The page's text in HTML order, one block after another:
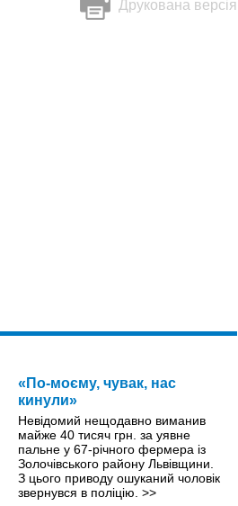
Друкована версія
«По-моєму, чувак, нас
кинули»
Невідомий нещодавно виманив
майже 40 тисяч грн. за уявне
пальне у 67-річного фермера із
Золочівського району Львівщини.
З цього приводу ошуканий чоловік
звернувся в поліцію. >>